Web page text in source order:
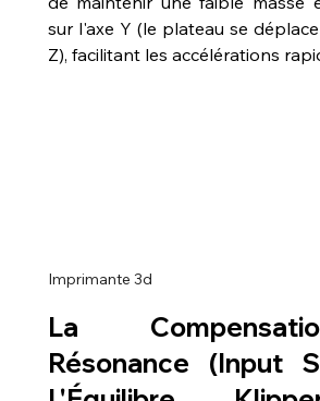
sur l'axe Y (le plateau se
Z), facilitant les accélérations
Imprimante 3d
La
Résonance (Input